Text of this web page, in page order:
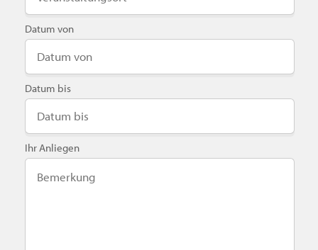
Datum von
Datum bis
Ihr Anliegen